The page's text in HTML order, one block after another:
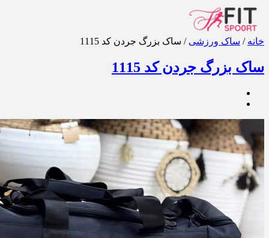
خانه / ساک ورزشی / ساک بزرگ جردن کد 1115
ساک بزرگ جردن کد 1115